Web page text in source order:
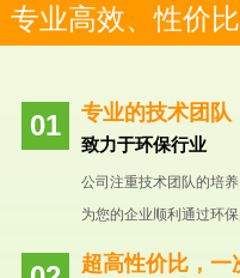
专业高效、性价
专业的技术团队
致力于环保行业
公司注重技术团队的培
为您的企业顺利通过环
超高性价比，一